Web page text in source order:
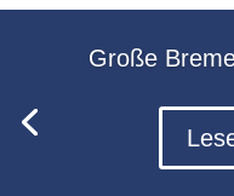
Große